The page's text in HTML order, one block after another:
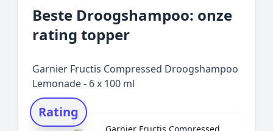
Beste Droogshampoo: onze
rating topper
Garnier Fructis Compressed Droogshampoo
Lemonade - 6 x 100 ml
Rating